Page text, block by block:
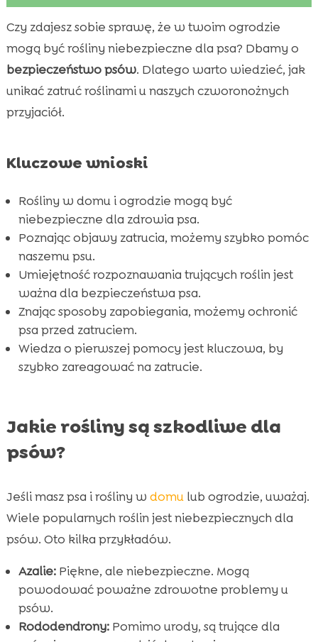
 Jakie rośliny są szkodliwe dla psów?
 Rozpoznawanie trujących roślin przez psa
 Objawy zatrucia roślinami u psa
 Jak ochronić psa przed trującymi roślinami?
 Co zrobić, gdy pies zje trującą roślinę?
 Naturalne sposoby zapobiegania zatruciom
roślinami u psa

CricksyDog – doskonały wybór żywności dla
psów

Jak rozpoznać zatrucie roślinami u psa w
czasie spaceru?
Pierwsza pomoc przy zatruciu roślinami u psa

Jakie rośliny warto mieć w ogrodzie zamiast
trujących?
 Wniosek
 FAQ
Czy zdajesz sobie sprawę, że w twoim ogrodzie
mogą być rośliny niebezpieczne dla psa? Dbamy o
bezpieczeństwo psów. Dlatego warto wiedzieć, jak
unikać zatruć roślinami u naszych czworonożnych
przyjaciół.
Kluczowe wnioski
Rośliny w domu i ogrodzie mogą być
niebezpieczne dla zdrowia psa.
Poznając objawy zatrucia, możemy szybko pomóc
naszemu psu.
Umiejętność rozpoznawania trujących roślin jest
ważna dla bezpieczeństwa psa.
Znając sposoby zapobiegania, możemy ochronić
psa przed zatruciem.
Wiedza o pierwszej pomocy jest kluczowa, by
szybko zareagować na zatrucie.
Jakie rośliny są szkodliwe dla
psów?
Jeśli masz psa i rośliny w domulub ogrodzie, uważaj.
Wiele popularnych roślin jest niebezpiecznych dla
psów. Oto kilka przykładów.
Azalie:Piękne, ale niebezpieczne. Mogą
powodować poważne zdrowotne problemy u
psów.
Rododendrony:Pomimo urody, są trujące dla